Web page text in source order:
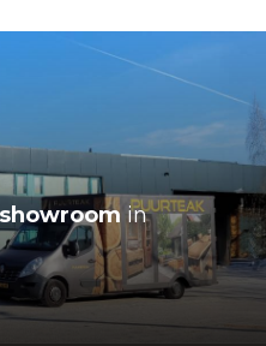
showroom in